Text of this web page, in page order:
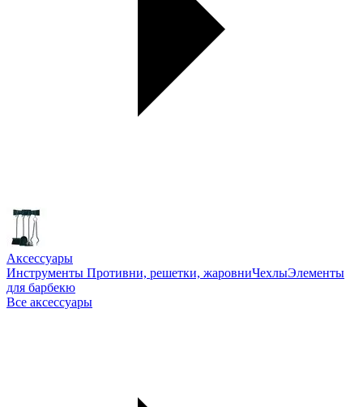
Аксессуары
Инструменты Противни, решетки, жаровниЧехлыЭлементы
для барбекю
Все аксессуары